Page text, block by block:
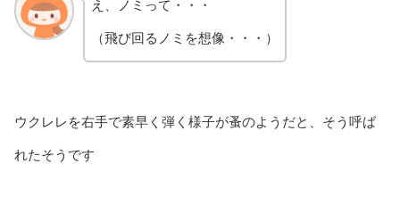
え、ノミって・・・
（飛び回るノミを想像・・・）
ウクレレを右手で素早く弾く様子が蚤のようだと、そう呼ば
れたそうです